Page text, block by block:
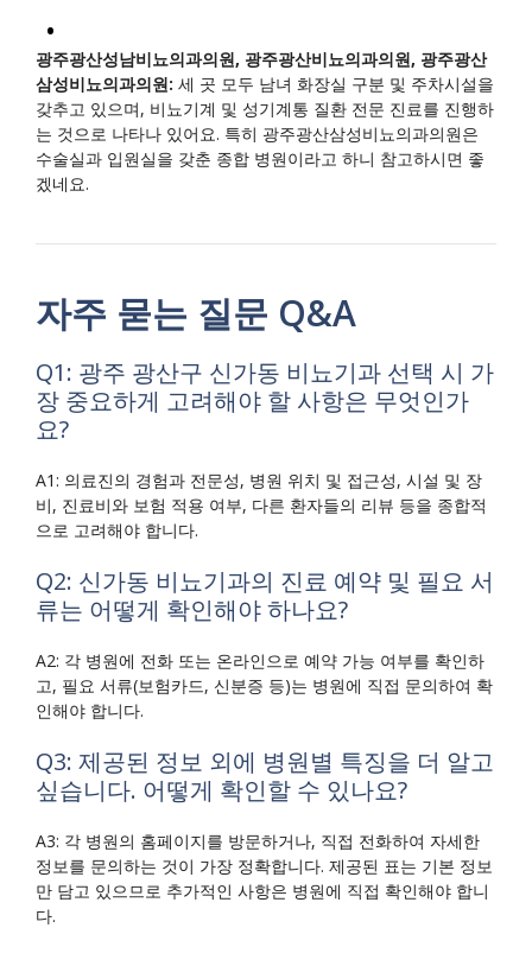
광주광산성남비뇨의과의원, 광주광산비뇨의과의원, 광주광산
삼성비뇨의과의원: 세 곳 모두 남녀 화장실 구분 및 주차시설을
갖추고 있으며, 비뇨기계 및 성기계통 질환 전문 진료를 진행하
는 것으로 나타나 있어요. 특히 광주광산삼성비뇨의과의원은
수술실과 입원실을 갖춘 종합 병원이라고 하니 참고하시면 좋
겠네요.
자주 묻는 질문 Q&A
Q1: 광주 광산구 신가동 비뇨기과 선택 시 가
장 중요하게 고려해야 할 사항은 무엇인가
요?
A1: 의료진의 경험과 전문성, 병원 위치 및 접근성, 시설 및 장
비, 진료비와 보험 적용 여부, 다른 환자들의 리뷰 등을 종합적
으로 고려해야 합니다.
Q2: 신가동 비뇨기과의 진료 예약 및 필요 서
류는 어떻게 확인해야 하나요?
A2: 각 병원에 전화 또는 온라인으로 예약 가능 여부를 확인하
고, 필요 서류(보험카드, 신분증 등)는 병원에 직접 문의하여 확
인해야 합니다.
Q3: 제공된 정보 외에 병원별 특징을 더 알고
싶습니다. 어떻게 확인할 수 있나요?
A3: 각 병원의 홈페이지를 방문하거나, 직접 전화하여 자세한
정보를 문의하는 것이 가장 정확합니다. 제공된 표는 기본 정보
만 담고 있으므로 추가적인 사항은 병원에 직접 확인해야 합니
다.